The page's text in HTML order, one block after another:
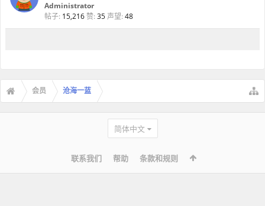
Administrator
帖子: 15,216赞: 35 声望: 48
会员 沧海一蓝
简体中文
联系我们 帮助 条款和规则